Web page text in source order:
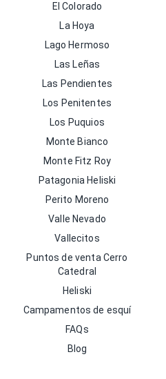
El Colorado
La Hoya
Lago Hermoso
Las Leñas
Las Pendientes
Los Penitentes
Los Puquios
Monte Bianco
Monte Fitz Roy
Patagonia Heliski
Perito Moreno
Valle Nevado
Vallecitos
Puntos de venta Cerro
Catedral
Heliski
Campamentos de esquí
FAQs
Blog